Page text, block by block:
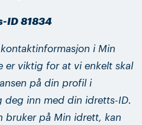
ID 81834
i Min
er viktig for at vi enkelt skal
på din profil i
deg inn med din idretts-ID.
bruker på Min idrett, kan